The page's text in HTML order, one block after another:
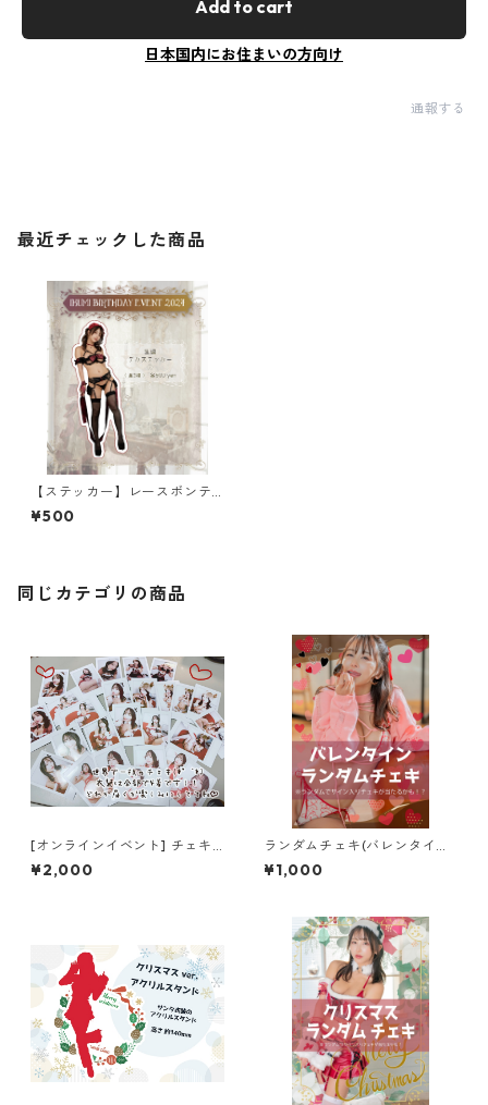
Add to cart
日本国内にお住まいの方向け
通報する
最近チェックした商品
【ステッカー】レースボンテ
ージ衣装
¥500
同じカテゴリの商品
[オンラインイベント] チェキ
サイン会 サインチェキ
¥2,000
ランダムチェキ(バレンタイン
ver.)
¥1,000